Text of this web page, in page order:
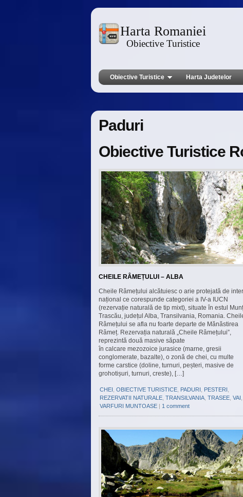
Harta Romaniei
Obiective Turistice
Obiective Turistice Harta Judetelor
Paduri
Obiective Turistice
CHEILE RÂMEȚULUI – ALBA
Cheile Râmețului alcătuiesc o arie protejată de
național ce corespunde categoriei a IV-a IUCN
(rezervație naturală de tip mixt), situate în estul
Trascău, județul Alba, Transilvania, Romania.
Râmețului se afla nu foarte departe de Mănăstirea
Râmeț. Rezervația naturală „Cheile Râmețului”,
reprezintă două masive săpate
în calcare mezozoice jurasice (marne, gresii
conglomerate, bazalte), o zonă de chei, cu multe
forme carstice (doline, turnuri, peșteri, masive de
grohotișuri, turnuri, creste), […]
CHEI OBIECTIVE TURISTICE PADURI PESTERI
REZERVATII NATURALE TRANSILVANIA TRASEE VAI
VARFURI MUNTOASE | 1 comment